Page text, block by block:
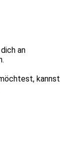
an
kannst